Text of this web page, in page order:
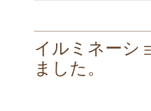
イルミネーシ
ました。